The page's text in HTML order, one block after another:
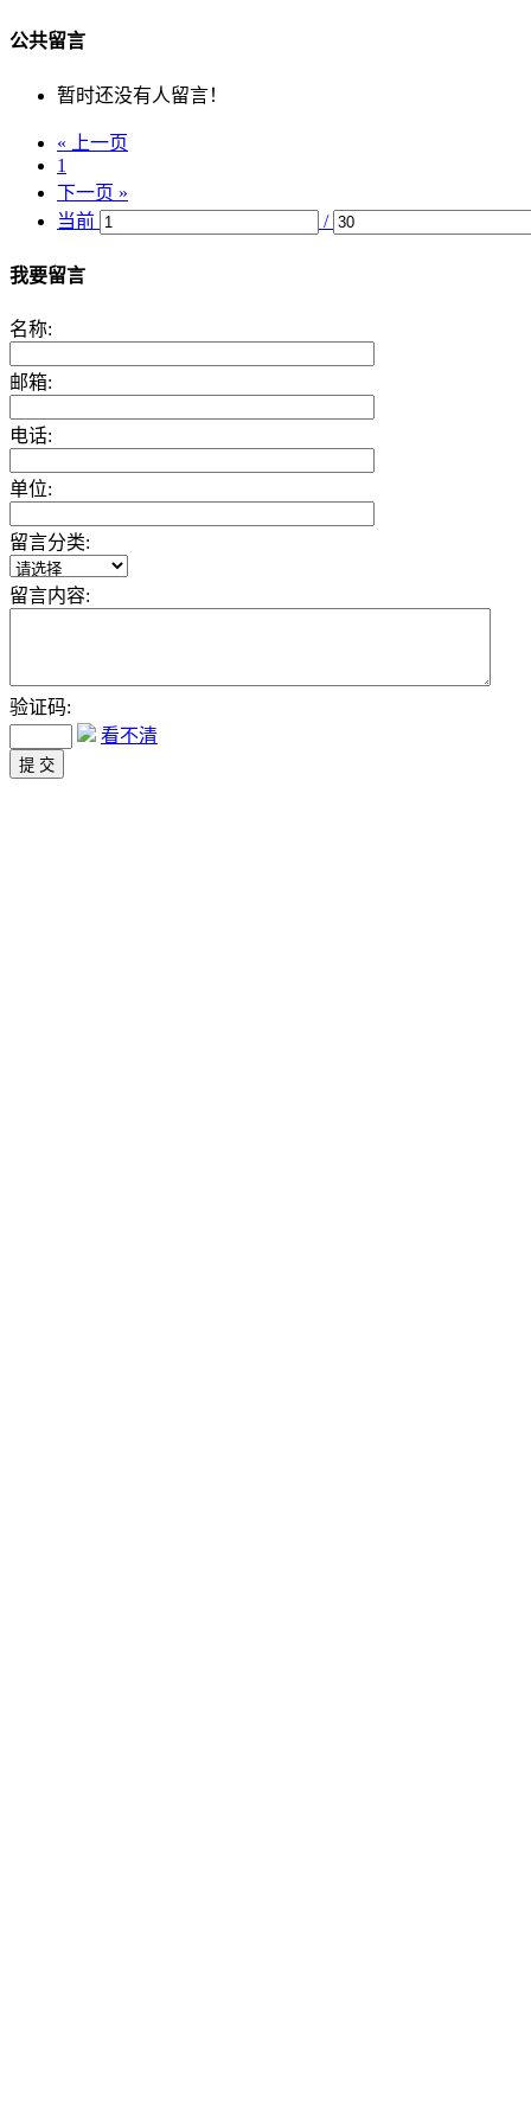
公共留言
暂时还没有人留言！
« 上一页
1
下一页 »
当前
/
我要留言
名称:
邮箱:
电话:
单位:
留言分类:
留言内容:
验证码:
看不清